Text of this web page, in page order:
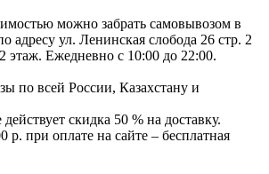
можно забрать самовывозом в
адресу ул. Ленинская слобода 26 стр. 2
Ежедневно с 10:00 до 22:00.
по всей России, Казахстану и
скидка 50 % на доставку.
р. при оплате на сайте – бесплатная